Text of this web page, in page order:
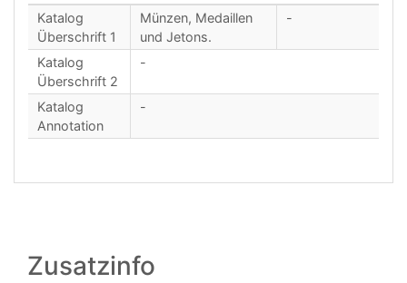
Katalog
Überschrift 1
Münzen, Medaillen
und Jetons.
-
Katalog
Überschrift 2
-
Katalog
Annotation
-
Zusatzinfo